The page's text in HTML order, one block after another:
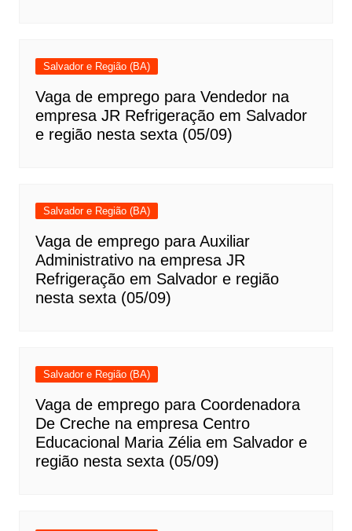
Salvador e Região (BA)
Vaga de emprego para Vendedor na
empresa JR Refrigeração em Salvador
e região nesta sexta (05/09)
Salvador e Região (BA)
Vaga de emprego para Auxiliar
Administrativo na empresa JR
Refrigeração em Salvador e região
nesta sexta (05/09)
Salvador e Região (BA)
Vaga de emprego para Coordenadora
De Creche na empresa Centro
Educacional Maria Zélia em Salvador e
região nesta sexta (05/09)